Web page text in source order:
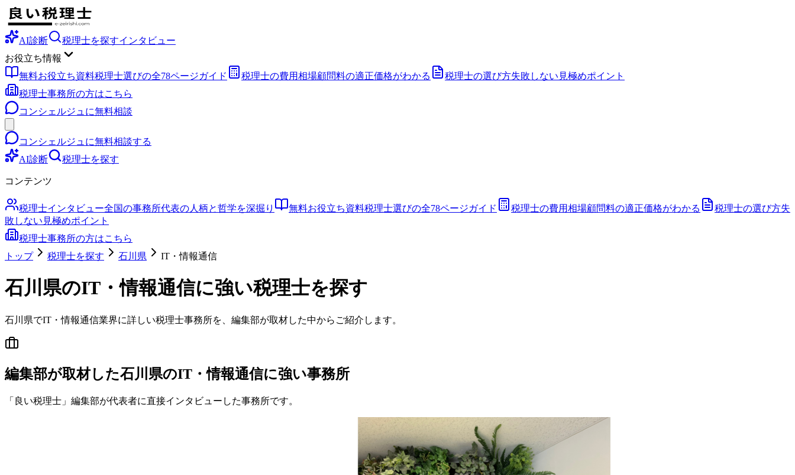
AI診断 税理士を探すインタビュー
お役立ち情報
無料お役立ち資料税理士選びの全78ページガイド 税理士の費用相場顧問料の適正価格がわかる 税理士の選び方失敗しない見極めポイント
税理士事務所の方はこちら
コンシェルジュに無料相談
コンシェルジュに無料相談する
AI診断
税理士を探す
コンテンツ
税理士インタビュー全国の事務所代表の人柄と哲学を深掘り 無料お役立ち資料税理士選びの全78ページガイド 税理士の費用相場顧問料の適正価格がわかる 税理士の選び方失
敗しない見極めポイント
税理士事務所の方はこちら
トップ
税理士を探す 石川県 IT・情報通信
石川県のIT・情報通信に強い税理士を探す
石川県でIT・情報通信業界に詳しい税理士事務所を、編集部が取材した中からご紹介します。
編集部が取材した石川県のIT・情報通信に強い事務所
「良い税理士」編集部が代表者に直接インタビューした事務所です。